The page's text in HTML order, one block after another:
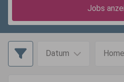
Jobs
Datum